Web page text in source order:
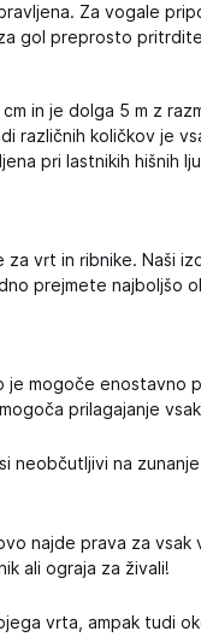
Za vogale
gol preprosto
in je dolga 5 m z
različnih količkov je
pri lastnikih hišnih
vrt in ribnike. Naši
prejmete najboljšo
je mogoče enostavno
prilagajanje
neobčutljivi na
najde prava za
ali ograja za živali!
vrta, ampak tudi